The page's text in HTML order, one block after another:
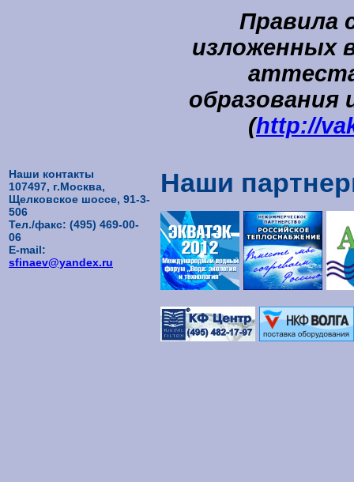
Правила
изложенных
образования
(http://
Наши контакты
107497, г.Москва,
Щелковское шоссе, 91-3-
506
Тел./факс: (495) 469-00-
06
E-mail:
sfinaev@yandex.ru
Наши